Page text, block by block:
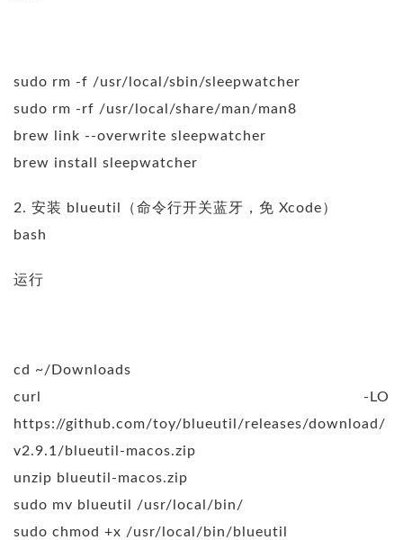
sudo rm -f /usr/local/sbin/sleepwatcher
sudo rm -rf /usr/local/share/man/man8
brew link --overwrite sleepwatcher
brew install sleepwatcher
2. 安装 blueutil（命令行开关蓝牙，免 Xcode）
bash
运行
cd ~/Downloads
curl -LO
https://github.com/toy/blueutil/releases/download/
v2.9.1/blueutil-macos.zip
unzip blueutil-macos.zip
sudo mv blueutil /usr/local/bin/
sudo chmod +x /usr/local/bin/blueutil